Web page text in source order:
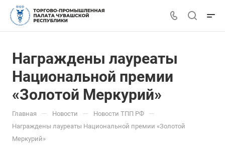
Награждены лауреаты
Национальной премии
«Золотой Меркурий»
Главная — Новости — Новости ТПП РФ —
Награждены лауреаты Национальной премии «Золотой
Меркурий»